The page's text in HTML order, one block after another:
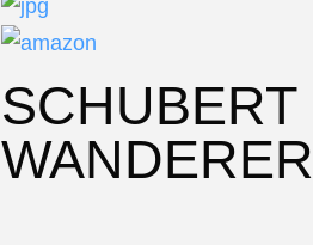
SCHUBERT
WANDERER